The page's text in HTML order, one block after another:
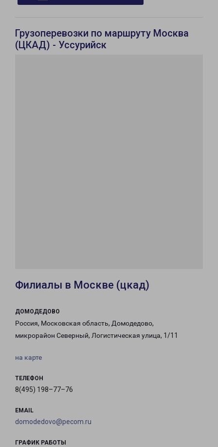
Грузоперевозки по маршруту Москва
(ЦКАД) - Уссурийск
Филиалы в Москве (цкад)
ДОМОДЕДОВО
Россия, Московская область, Домодедово,
микрорайон Северный, Логистическая улица, 1/11
на карте
ТЕЛЕФОН
8(495) 198–77–76
EMAIL
domodedovo@pecom.ru
ГРАФИК РАБОТЫ